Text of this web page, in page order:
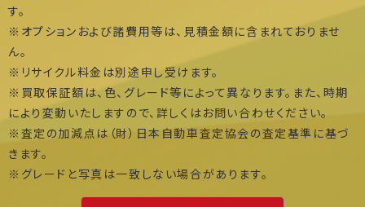
す。
※オプションおよび諸費用等は、見積金額に含まれておりませ
ん。
※リサイクル料金は別途申し受けます。
※買取保証額は、色、グレード等によって異なります。また、時期
により変動いたしますので、詳しくはお問い合わせください。
※査定の加減点は（財）日本自動車査定協会の査定基準に基づ
きます。
※グレードと写真は一致しない場合があります。